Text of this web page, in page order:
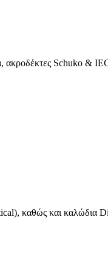
ακροδέκτες Schuko
καθώς και καλώδια